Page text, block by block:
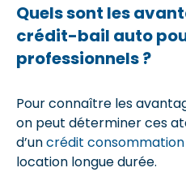
Quels sont les
crédit-bail auto
professionnels ?
Pour connaître les
on peut déterminer ces
d’uncrédit consommation
location longue durée.